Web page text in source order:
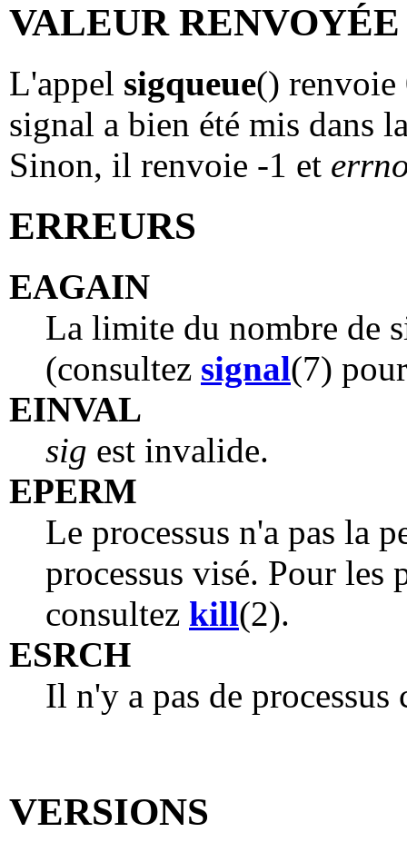
VALEUR RENVOYÉE
L'appel sigqueue() renvoie
signal a bien été mis dans
Sinon, il renvoie -1 et
ERREURS
EAGAIN
La limite du nombre de
(consultez signal(7)
EINVAL
sig est invalide.
EPERM
Le processus n'a pas la
processus visé. Pour les
consultez kill(2).
ESRCH
Il n'y a pas de
VERSIONS